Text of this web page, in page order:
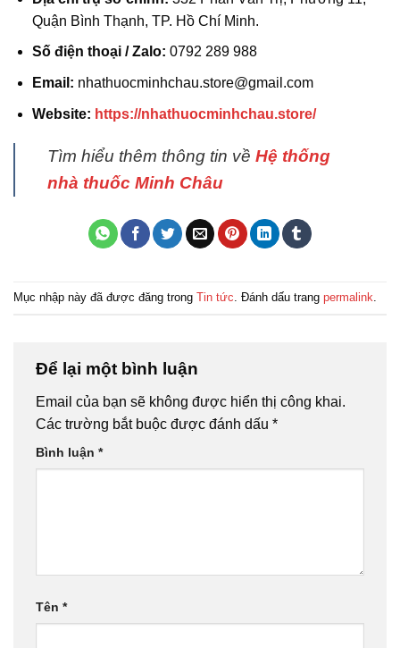
Quận Bình Thạnh, TP. Hồ Chí Minh.
Số điện thoại / Zalo: 0792 289 988
Email: nhathuocminhchau.store@gmail.com
Website: https://nhathuocminhchau.store/
Tìm hiểu thêm thông tin về Hệ thống
nhà thuốc Minh Châu
Mục nhập này đã được đăng trong Tin tức . Đánh dấu trang permalink
Để lại một bình luận
Email của bạn sẽ không được hiển thị công khai.
Các trường bắt buộc được đánh dấu *
Bình luận *
Tên *